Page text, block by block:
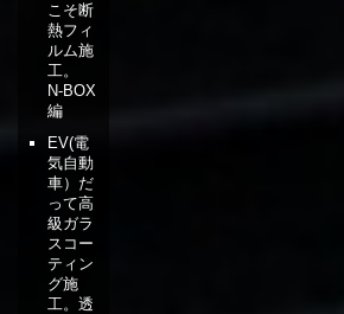
こそ断
熱フィ
ルム施
工。
N-BOX
編
EV(電
気自動
車）だ
って高
級ガラ
スコー
ティン
グ施
工。透